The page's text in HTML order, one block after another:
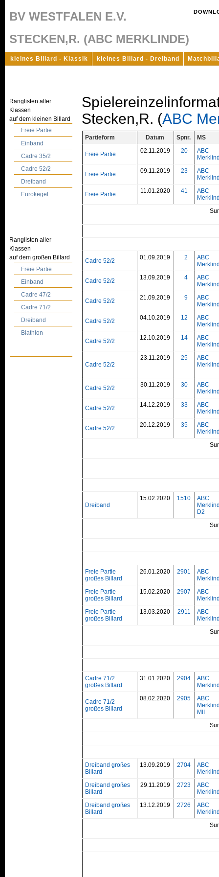
BV WESTFALEN E.V.
STECKEN,R. (ABC MERKLINDE)
kleines Billard - Klassik kleines Billard - Dreiband
Ranglisten aller
Klassen
auf dem kleinen Billard
Freie Partie
Einband
Cadre 35/2
Cadre 52/2
Dreiband
Eurokegel
Ranglisten aller
Klassen
auf dem großen Billard
Freie Partie
Einband
Cadre 47/2
Cadre 71/2
Dreiband
Biathlon
Stecken,R. (ABC
Partieform Datum Spnr. MS
Freie Partie 02.11.2019 20
ABC
Freie Partie 09.11.2019 23
ABC
Freie Partie 11.01.2020 41
ABC
Cadre 52/2 01.09.2019 2
ABC
Cadre 52/2 13.09.2019 4
ABC
Cadre 52/2 21.09.2019 9
ABC
Cadre 52/2 04.10.2019 12
ABC
Cadre 52/2 12.10.2019 14
ABC
Cadre 52/2
23.11.2019 25
ABC
Cadre 52/2 30.11.2019 30
ABC
Cadre 52/2 14.12.2019 33
ABC
Cadre 52/2 20.12.2019 35
ABC
Dreiband
15.02.2020 1510
ABC
D2
Freie Partie
großes Billard
26.01.2020 2901
ABC
Freie Partie
großes Billard
15.02.2020 2907
ABC
Freie Partie
großes Billard
13.03.2020 2911
ABC
Cadre 71/2
großes Billard
31.01.2020 2904
ABC
Cadre 71/2
großes Billard
08.02.2020 2905
ABC
MII
Dreiband großes
Billard
13.09.2019 2704
ABC
Dreiband großes
Billard
29.11.2019 2723
ABC
Dreiband großes
Billard
13.12.2019 2726
ABC